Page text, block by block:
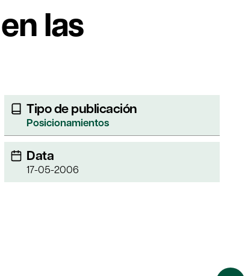
las
Tipo de publicación
Posicionamientos
Data
17-05-2006